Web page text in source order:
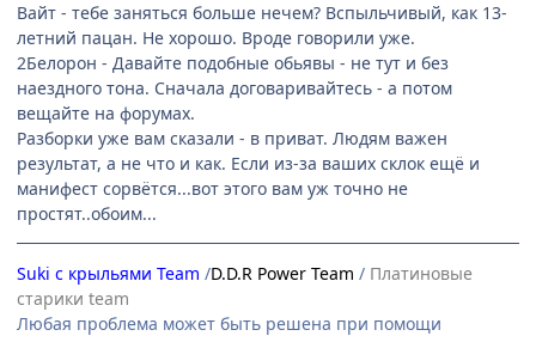
Вайт - тебе заняться больше нечем? Вспыльчивый, как 13-
летний пацан. Не хорошо. Вроде говорили уже.
2Белорон - Давайте подобные обьявы - не тут и без
наездного тона. Сначала договаривайтесь - а потом
вещайте на форумах.
Разборки уже вам сказали - в приват. Людям важен
результат, а не что и как. Если из-за ваших склок ещё и
манифест сорвётся...вот этого вам уж точно не
простят..обоим...
Suki с крыльями Team /D.D.R Power Team / Платиновые
старики team
Любая проблема может быть решена при помощи